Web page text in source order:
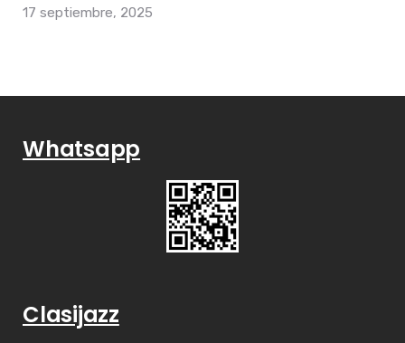
17 septiembre, 2025
Whatsapp
Clasijazz